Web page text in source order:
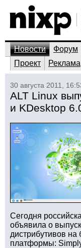
Новости Форум
Проект
Реклама
30 августа 2011,
ALT Linux
и KDesktop
Сегодня
объявила о
дистрибутивов
платформы: